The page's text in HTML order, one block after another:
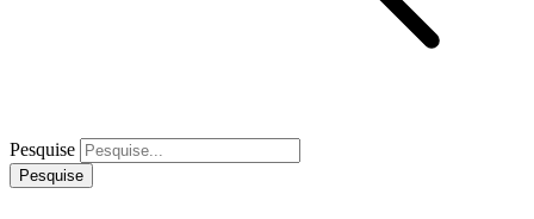
Pesquise
Pesquise